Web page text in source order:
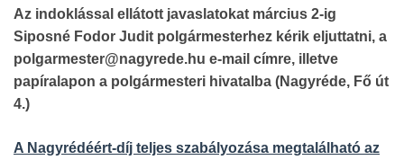
Az indoklással ellátott javaslatokat március 2-ig
Siposné Fodor Judit polgármesterhez kérik eljuttatni, a
polgarmester@nagyrede.hu e-mail címre, illetve
papíralapon a polgármesteri hivatalba (Nagyréde, Fő út
4.)
A Nagyrédéért-díj teljes szabályozása megtalálható az